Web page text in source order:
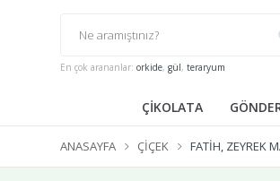
En çok arananlar: orkide, gül, teraryum
ÇİKOLATA
ANASAYFA ÇIÇEK FATİH, ZEYREK